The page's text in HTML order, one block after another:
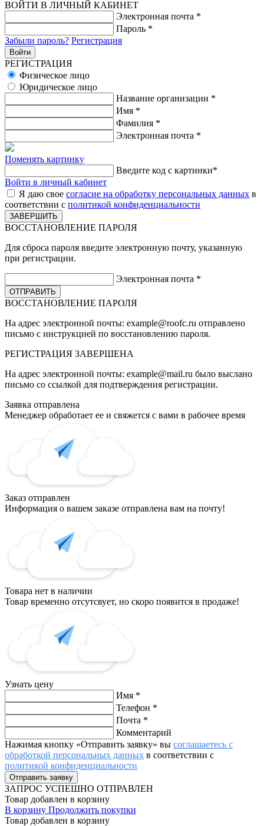
ВОЙТИ В ЛИЧНЫЙ КАБИНЕТ
Электронная почта *
Пароль *
Забыли пароль? Регистрация
РЕГИСТРАЦИЯ
Физическое лицо
Юридическое лицо
Название организации *
Имя *
Фамилия *
Электронная почта *
Поменять картинку
Введите код с картинки*
Войти в личный кабинет
Я даю свое согласие на обработку персональных данных в
соответствии с политикой конфиденциальности
ВОССТАНОВЛЕНИЕ ПАРОЛЯ
Для сброса пароля введите электронную почту, указанную
при регистрации.
Электронная почта *
ВОССТАНОВЛЕНИЕ ПАРОЛЯ
На адрес электронной почты: example@roofc.ru отправлено
письмо с инструкцией по восстановлению пароля.
РЕГИСТРАЦИЯ ЗАВЕРШЕНА
На адрес электронной почты: example@mail.ru было выслано
письмо со ссылкой для подтверждения регистрации.
Заявка отправлена
Менеджер обработает ее и свяжется с вами в рабочее время
Заказ отправлен
Информация о вашем заказе отправлена вам на почту!
Товара нет в наличии
Товар временно отсутсвует, но скоро появится в продаже!
Узнать цену
Имя *
Телефон *
Почта *
Комментарий
Нажимая кнопку «Отправить заявку» вы соглашаетесь с
обработкой персональных данных в соответствии с
политикой конфиденциальности
ЗАПРОС УСПЕШНО ОТПРАВЛЕН
Товар добавлен в корзину
В корзину Продолжить покупки
Товар добавлен в корзину